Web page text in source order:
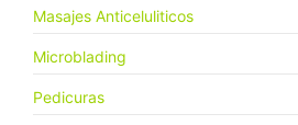
Masajes Anticeluliticos
Microblading
Pedicuras